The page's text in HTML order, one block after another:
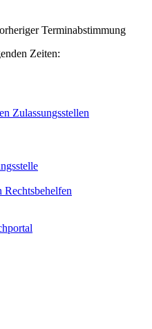
Terminabstimmung
Zeiten:
Zulassungsstellen